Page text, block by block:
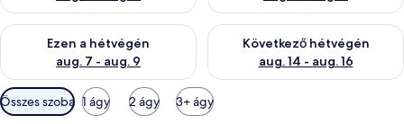
Ezen a hétvégén
aug. 7 - aug. 9
A mostani hétvégi rendelkezésre állás ellenőrzése: aug. 7 -
Következő hétvégén
aug. 14 - aug. 16
A következő hétvégi
Szobákhoz
rendelkezésre
Összes szoba 1 ágy 2 ágy 3+ ágy